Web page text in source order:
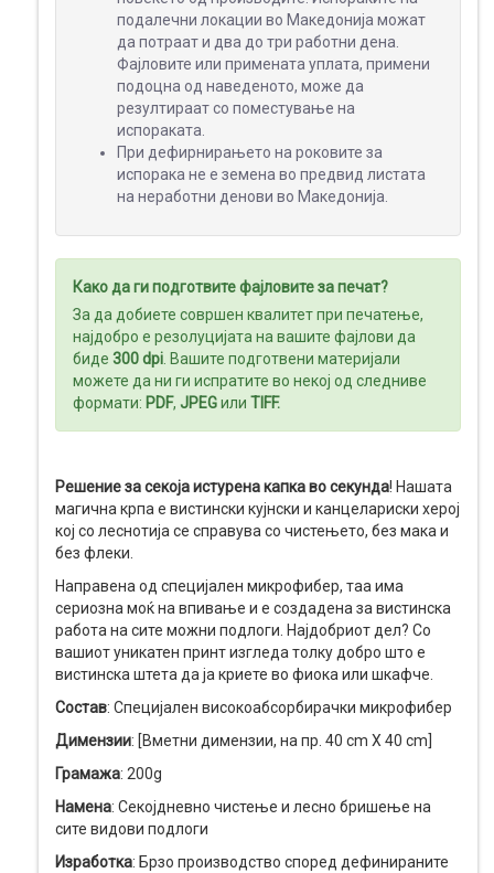
подалечни локации во Македонија можат
да потраат и два до три работни дена.
Фајловите или примената уплата, примени
подоцна од наведеното, може да
резултираат со поместување на
испораката.
При дефирнирањето на роковите за
испорака не е земена во предвид листата
на неработни денови во Македонија.
Како да ги подготвите фајловите за печат?
За да добиете совршен квалитет при печатење,
најдобро е резолуцијата на вашите фајлови да
биде 300 dpi . Вашите подготвени материјали
можете да ни ги испратите во некој од следниве
формати: PDF, JPEGили TIFF.
Решение за секоја истурена капка во секунда! Нашата
магична крпа е вистински кујнски и канцелариски херој
кој со леснотија се справува со чистењето, без мака и
без флеки.
Направена од специјален микрофибер, таа има
сериозна моќ на впивање и е создадена за вистинска
работа на сите можни подлоги. Најдобриот дел? Со
вашиот уникатен принт изгледа толку добро што е
вистинска штета да ја криете во фиока или шкафче.
Состав: Специјален високоабсорбирачки микрофибер
Димензии: [Вметни димензии, на пр. 40 cm X 40 cm]
Грамажа: 200g
Намена: Секојдневно чистење и лесно бришење на
сите видови подлоги
Изработка: Брзо производство според дефинираните